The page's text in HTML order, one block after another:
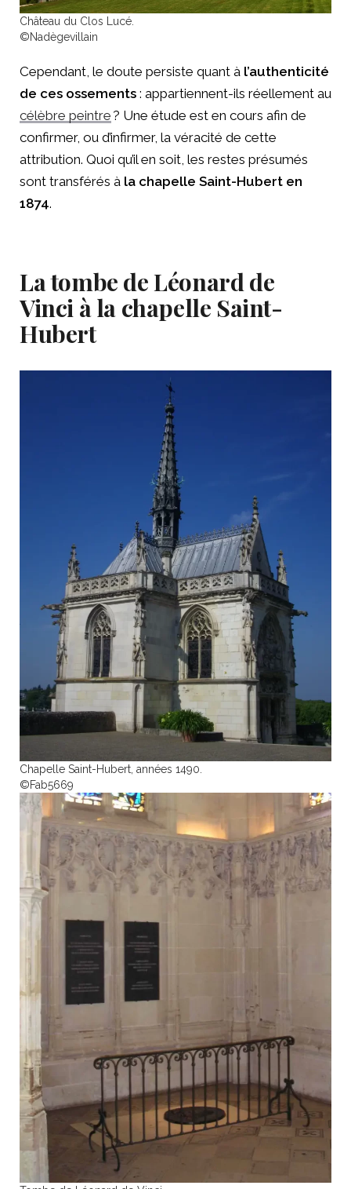
Château du Clos Lucé.
©Nadègevillain
Cependant, le doute persiste quant à l’authenticité
de ces ossements : appartiennent-ils réellement au
célèbre peintre ? Une étude est en cours afin de
confirmer, ou d’infirmer, la véracité de cette
attribution. Quoi qu’il en soit, les restes présumés
sont transférés à la chapelle Saint-Hubert en
1874.
La tombe de Léonard de
Vinci à la chapelle Saint-
Hubert
Chapelle Saint-Hubert, années 1490.
©Fab5669